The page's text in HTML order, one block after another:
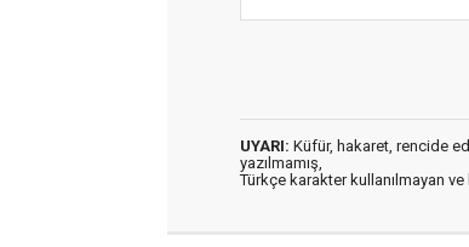
UYARI: Küfür, hakaret, rencide
yazılmamış,
Türkçe karakter kullanılmayan